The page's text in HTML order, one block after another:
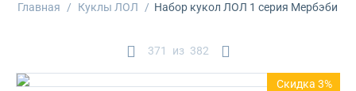
Главная / Куклы ЛОЛ / Набор кукол ЛОЛ 1 серия Мербэби
371 из 382
Скидка 3%